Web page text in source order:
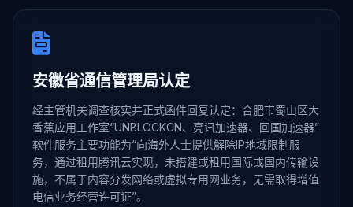
安徽省通信管理局认定
经主管机关调查核实并正式函件回复认定：合肥市蜀山区大
香蕉应用工作室“UNBLOCKCN、亮讯加速器、回国加速器”
软件服务主要功能为“向海外人士提供解除IP地域限制服
务，通过租用腾讯云实现，未搭建或租用国际或国内传输设
施，不属于内容分发网络或虚拟专用网业务，无需取得增值
电信业务经营许可证”。